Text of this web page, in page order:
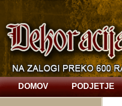
DOMOV PODJETJE